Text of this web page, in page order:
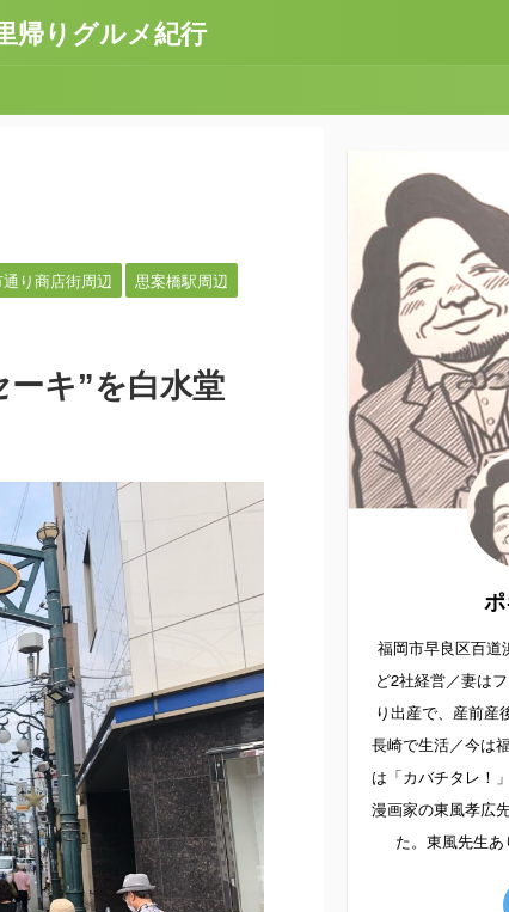
帰りグルメ紀行
り商店街周辺
思案橋駅周辺
キ”を白水堂
福岡市早良区百道
ど2社経営／妻は
り出産で、産前産
長崎で生活／今は
は「カバチタレ！
漫画家の東風孝広
た。東風先生あ